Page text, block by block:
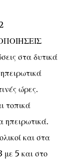
στα δυτικά
ώρες.
τοπικά
ηπειρωτικά.
και στα
με 5 και στο